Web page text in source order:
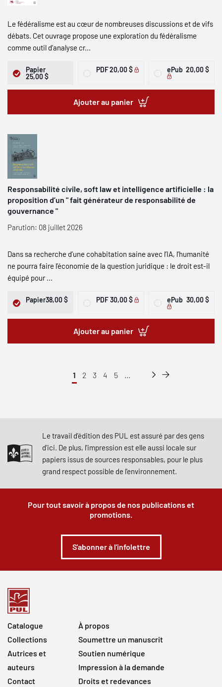
Le fédéralisme est au cœur de nombreuses discussions et de vifs
débats. Cet ouvrage propose une exploration du fédéralisme
comme outil d’analyse cr...
Papier
25,00 $
PDF20,00 $ ePub 20,00 $
Ajouter au panier
Responsabilité civile, soft law et intelligence artificielle : la
proposition d’un " fait générateur de responsabilité de
gouvernance "
Parution: 08 juillet 2026
Dans sa recherche d’une cohabitation saine avec l’IA, l’humanité
ne pourra faire l’économie de la question juridique : le droit est-il
équipé pour ...
Papier38,00 $ PDF30,00 $ ePub 30,00 $
Ajouter au panier
1 2 3 4 5 ...
Le travail d'édition des PUL est assuré par des gens
d'ici. De plus, l'impression est elle aussi locale sur
papiers issus de sources responsables, pour le plus
grand respect possible de l'environnement.
Pour tout savoir à propos de nos publications et
promotions.
S'abonner à l'infolettre
Catalogue
Collections
Autrices et
auteurs
Contact
À propos
Soumettre un manuscrit
Soutien numérique
Impression à la demande
Droits et redevances